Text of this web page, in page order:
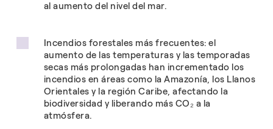
al aumento del nivel del mar.
Incendios forestales más frecuentes: el
aumento de las temperaturas y las temporadas
secas más prolongadas han incrementado los
incendios en áreas como la Amazonía, los Llanos
Orientales y la región Caribe, afectando la
biodiversidad y liberando más CO₂ a la
atmósfera.